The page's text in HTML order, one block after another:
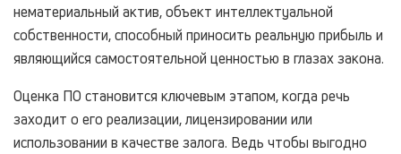
нематериальный актив, объект интеллектуальной
собственности, способный приносить реальную прибыль и
являющийся самостоятельной ценностью в глазах закона.
Оценка ПО становится ключевым этапом, когда речь
заходит о его реализации, лицензировании или
использовании в качестве залога. Ведь чтобы выгодно